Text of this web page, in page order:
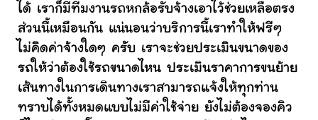
ได้ เราก็มีทีมงานรถหกล้อรับจ้างเอาไว้ช่วยเหลือตรง
ส่วนนี้เหมือนกัน แน่นอนว่าบริการนี้เราทำให้ฟรีๆ
ไม่คิดค่าจ้างใดๆ ครับ เราจะช่วยประเมินขนาดของ
รถให้ว่าต้องใช้รถขนาดไหน ประเมินราคาการขนย้าย
เส้นทางในการเดินทางเราสามารถแจ้งให้ทุกท่าน
ทราบได้ทั้งหมดแบบไม่มีค่าใช้จ่าย ยังไม่ต้องจองคิว